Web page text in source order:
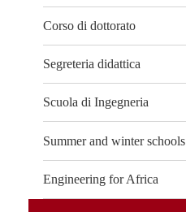
Corso di dottorato
Segreteria didattica
Scuola di Ingegneria
Summer and winter schools
Engineering for Africa